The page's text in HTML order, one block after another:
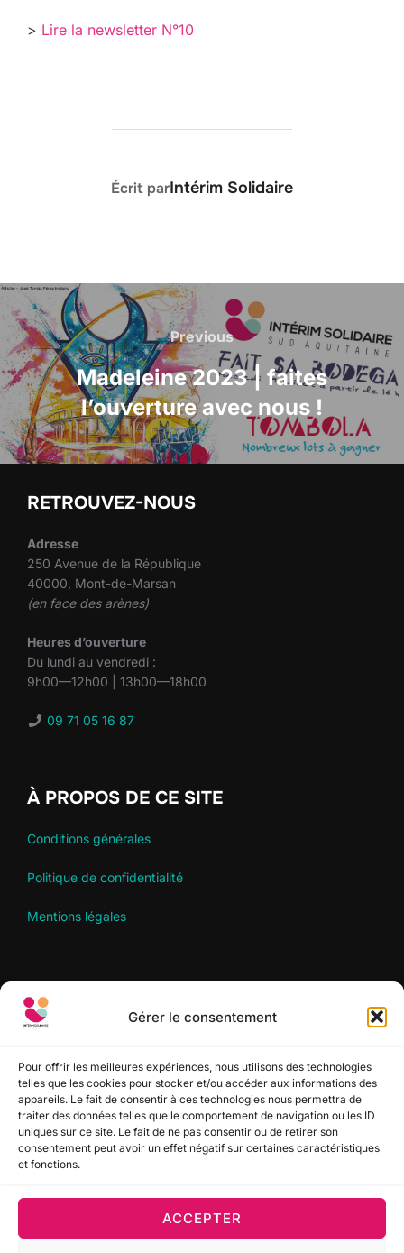
Gérer le consentement
Pour offrir les meilleures expériences, nous utilisons des technologies
telles que les cookies pour stocker et/ou accéder aux informations des
appareils. Le fait de consentir à ces technologies nous permettra de
traiter des données telles que le comportement de navigation ou les ID
uniques sur ce site. Le fait de ne pas consentir ou de retirer son
consentement peut avoir un effet négatif sur certaines caractéristiques
et fonctions.
ACCEPTER
> Lire la newsletter N°10
AUTEUR DE LA PUBLICATION
Écrit parIntérim Solidaire
Navigation
de
l’article
Previous
Previous
Madeleine 2023 | faites
l’ouverture avec nous !
RETROUVEZ-NOUS
Adresse
250 Avenue de la République
40000, Mont-de-Marsan
(en face des arènes)
Heures d’ouverture
Du lundi au vendredi :
9h00—12h00 | 13h00—18h00
09 71 05 16 87
À PROPOS DE CE SITE
Conditions générales
Politique de confidentialité
Mentions légales
RECHERCHER
Recherche
SUIVEZ-NOUS